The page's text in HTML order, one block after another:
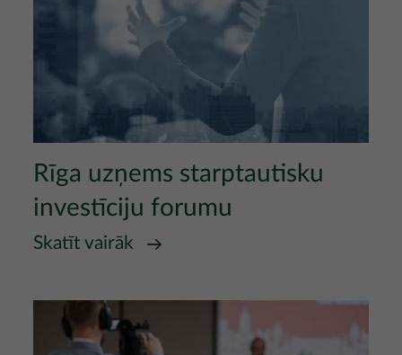
Rīga uzņems starptautisku
investīciju forumu
Skatīt vairāk